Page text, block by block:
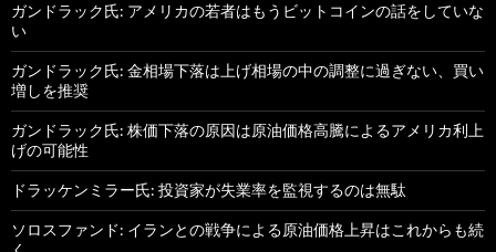
ガンドラック氏: アメリカの若者はもうビットコインの話をしていな
い
ガンドラック氏: 金相場下落は上げ相場の中の調整に過ぎない、買い
増しを推奨
ガンドラック氏: 株価下落の原因は原油価格高騰によるアメリカ利上
げの可能性
ドラッケンミラー氏: 投資家が失業率を監視するのは無駄
ソロスファンド: イランとの戦争による原油価格上昇はこれからも続